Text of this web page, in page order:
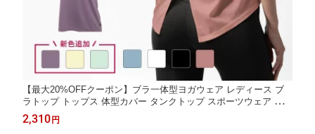
【最大20%OFFクーポン】ブラ一体型ヨガウェア レディース ブ
ラトップ トップス 体型カバー タンクトップ スポーツウェア ホッ
トヨガ ピラティス ジム ヨガ キャミソール アツギ クリアビュー
ティアクティブ 47043RS スポーツブラ スポブラ
2,310円